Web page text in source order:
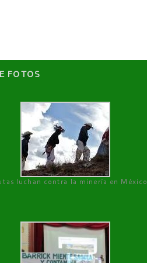
FOTOS
luchan contra la minería en México